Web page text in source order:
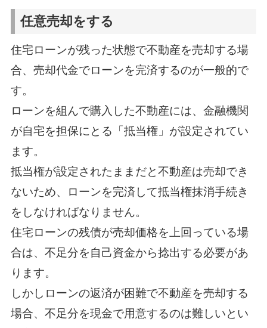
任意売却をする
住宅ローンが残った状態で不動産を売却する場
合、売却代金でローンを完済するのが一般的で
す。
ローンを組んで購入した不動産には、金融機関
が自宅を担保にとる「抵当権」が設定されてい
ます。
抵当権が設定されたままだと不動産は売却でき
ないため、ローンを完済して抵当権抹消手続き
をしなければなりません。
住宅ローンの残債が売却価格を上回っている場
合は、不足分を自己資金から捻出する必要があ
ります。
しかしローンの返済が困難で不動産を売却する
場合、不足分を現金で用意するのは難しいとい